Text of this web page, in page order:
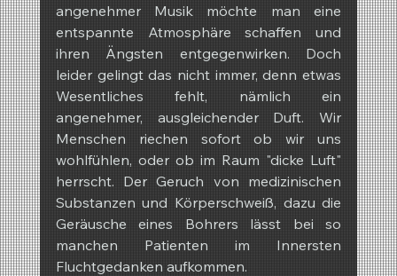
angenehmer Musik möchte man eine
entspannte Atmosphäre schaffen und
ihren Ängsten entgegenwirken. Doch
leider gelingt das nicht immer, denn etwas
Wesentliches fehlt, nämlich ein
angenehmer, ausgleichender Duft. Wir
Menschen riechen sofort ob wir uns
wohlfühlen, oder ob im Raum "dicke Luft"
herrscht. Der Geruch von medizinischen
Substanzen und Körperschweiß, dazu die
Geräusche eines Bohrers lässt bei so
manchen Patienten im Innersten
Fluchtgedanken aufkommen.